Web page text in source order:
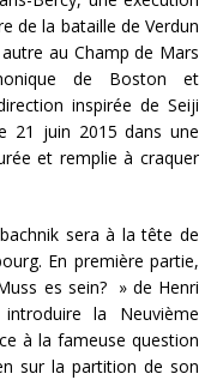
de la bataille de Verdun
au Champ de Mars
de Boston et
inspirée de Seiji
21 juin 2015 dans une
et remplie à craquer
sera à la tête de
En première partie,
es sein? » de Henri
la Neuvième
à la fameuse question
sur la partition de son